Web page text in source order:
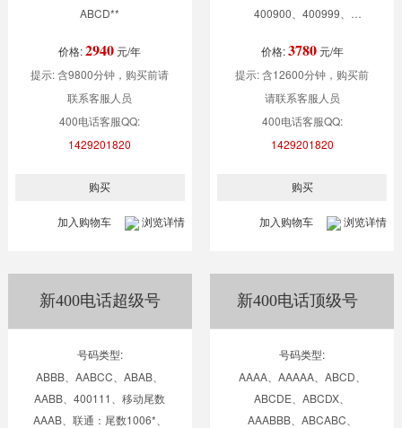
ABCD**
价格:2940元/年
提示: 含9800分钟，购买前请
联系客服人员
400电话客服QQ:
1429201820
加入购物车 浏览详情
400900、400999、
400666、尾数ABABXX
价格:3780元/年
提示: 含12600分钟，购买前
请联系客服人员
400电话客服QQ:
1429201820
加入购物车 浏览详情
新400电话超级号
号码类型:
ABBB、AABCC、ABAB、
AABB、400111、移动尾数
AAAB、联通：尾数1006*、
新400电话顶级号
号码类型:
AAAA、AAAAA、ABCD、
ABCDE、ABCDX、
AAABBB、ABCABC、